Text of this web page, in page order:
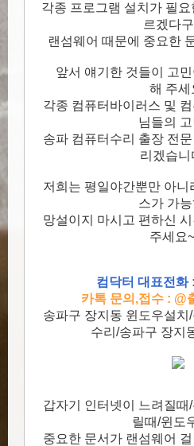
각종 프로그램 설치가 필
르겠다
랜섬웨어 때문에 중요한
앞서 얘기한 것들이 고
해 주세
각종 컴퓨터바이러스 및
님들의
송파 컴퓨터수리 출장 전
리겠습
저희는 평일야간뿐만 아니
스가 가능
망설이지 마시고 편하신
주세요
컴닥터 대표전화
카톡 문의,접수 : @
송파구 장지동 윈도우설치
수리/송파구 장지
갑자기 인터넷이 느려질때
릴때/윈도
중요한 문서가 랜섬웨어